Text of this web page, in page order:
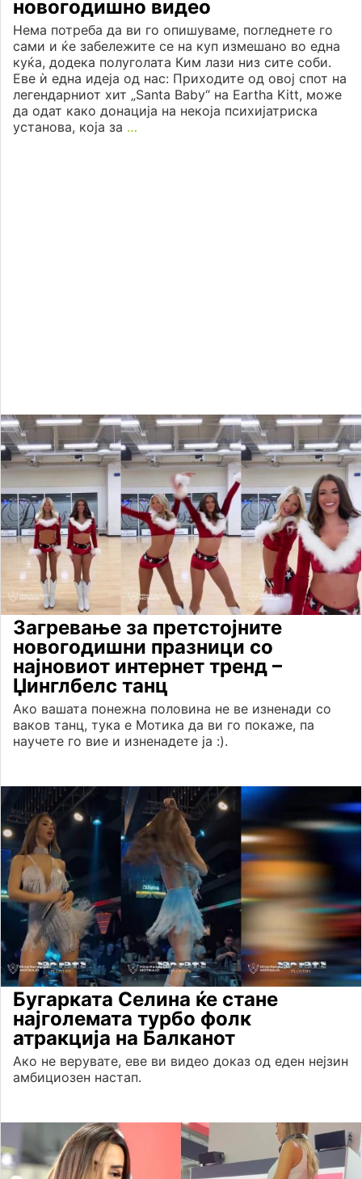
новогодишно видео
Нема потреба да ви го опишуваме, погледнете го
сами и ќе забележите се на куп измешано во една
куќа, додека полуголата Ким лази низ сите соби.
Еве ѝ една идеја од нас: Приходите од овој спот на
легендарниот хит „Santa Baby“ на Eartha Kitt, може
да одат како донација на некоја психијатриска
установа, која за …
Загревање за претстојните
новогодишни празници со
најновиот интернет тренд –
Џинглбелс танц
Ако вашата понежна половина не ве изненади со
ваков танц, тука е Мотика да ви го покаже, па
научете го вие и изненадете ја :).
Бугарката Селина ќе стане
најголемата турбо фолк
атракција на Балканот
Ако не верувате, еве ви видео доказ од еден нејзин
амбициозен настап.